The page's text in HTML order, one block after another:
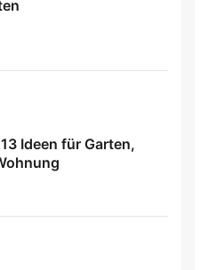
Ideen für Garten,